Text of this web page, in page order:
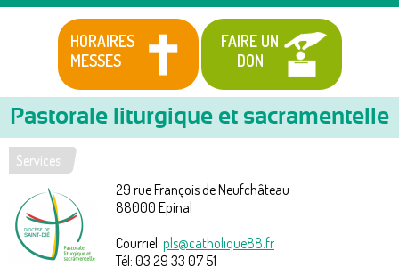
HORAIRES
MESSES
FAIRE UN
DON
Vous
êtes
ici
Services
Pastorale liturgique et sacramentelle
29 rue François de Neufchâteau
88000 Epinal
Courriel: pls@catholique88.fr
Tél: 03 29 33 07 51